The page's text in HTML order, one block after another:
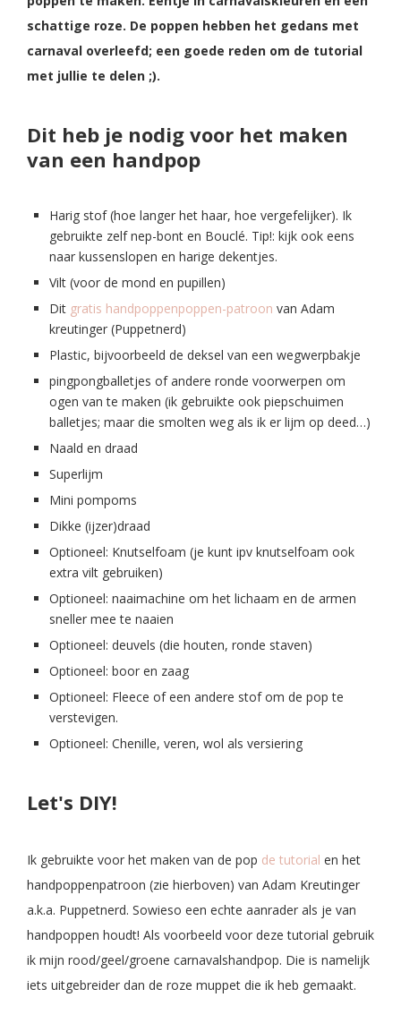
schattige roze. De poppen hebben het gedans met
carnaval overleefd; een goede reden om de tutorial
met jullie te delen ;).
Dit heb je nodig voor het maken
van een handpop
Harig stof (hoe langer het haar, hoe vergefelijker). Ik
gebruikte zelf nep-bont en Bouclé. Tip!: kijk ook eens
naar kussenslopen en harige dekentjes.
Vilt (voor de mond en pupillen)
Dit gratis handpoppenpoppen-patroon van Adam
kreutinger (Puppetnerd)
Plastic, bijvoorbeeld de deksel van een wegwerpbakje
pingpongballetjes of andere ronde voorwerpen om
ogen van te maken (ik gebruikte ook piepschuimen
balletjes; maar die smolten weg als ik er lijm op deed…)
Naald en draad
Superlijm
Mini pompoms
Dikke (ijzer)draad
Optioneel: Knutselfoam (je kunt ipv knutselfoam ook
extra vilt gebruiken)
Optioneel: naaimachine om het lichaam en de armen
sneller mee te naaien
Optioneel: deuvels (die houten, ronde staven)
Optioneel: boor en zaag
Optioneel: Fleece of een andere stof om de pop te
verstevigen.
Optioneel: Chenille, veren, wol als versiering
Let's DIY!
Ik gebruikte voor het maken van de pop de tutorial en het
handpoppenpatroon (zie hierboven) van Adam Kreutinger
a.k.a. Puppetnerd. Sowieso een echte aanrader als je van
handpoppen houdt! Als voorbeeld voor deze tutorial gebruik
ik mijn rood/geel/groene carnavalshandpop. Die is namelijk
iets uitgebreider dan de roze muppet die ik heb gemaakt.